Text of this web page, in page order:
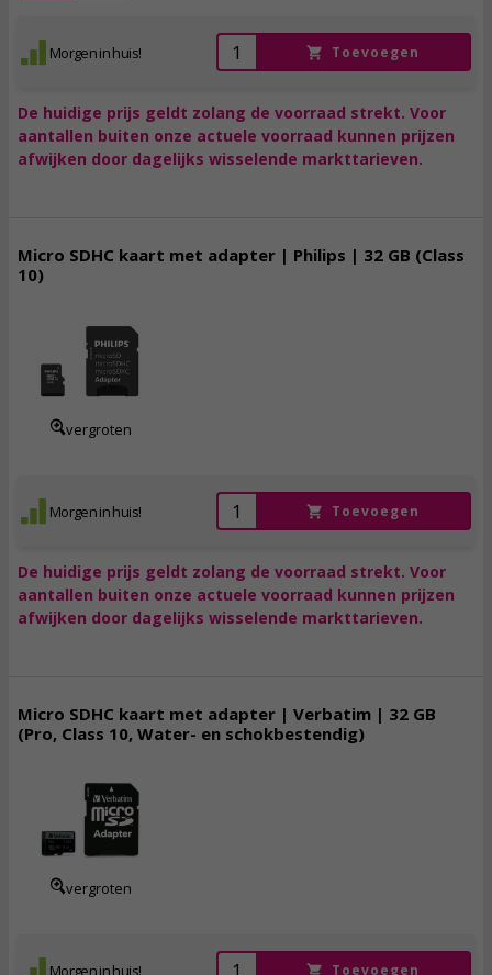
Morgen in huis! Toevoegen
De huidige prijs geldt zolang de voorraad strekt. Voor
aantallen buiten onze actuele voorraad kunnen prijzen
afwijken door dagelijks wisselende markttarieven.
Micro SDHC kaart met adapter | Philips | 32 GB (Class
10)
vergroten
Morgen in huis! Toevoegen
De huidige prijs geldt zolang de voorraad strekt. Voor
aantallen buiten onze actuele voorraad kunnen prijzen
afwijken door dagelijks wisselende markttarieven.
Micro SDHC kaart met adapter | Verbatim | 32 GB
(Pro, Class 10, Water- en schokbestendig)
vergroten
Morgen in huis! Toevoegen